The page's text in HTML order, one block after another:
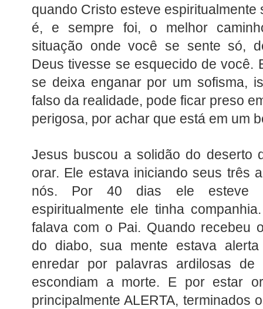
quando Cristo esteve espiritualmente
é, e sempre foi, o melhor
situação onde você se sente só,
Deus tivesse se esquecido de você.
se deixa enganar por um sofisma,
falso da realidade, pode ficar preso
perigosa, por achar que está em um
Jesus buscou a solidão do deserto
orar. Ele estava iniciando seus três
nós. Por 40 dias ele esteve
espiritualmente ele tinha
falava com o Pai. Quando recebeu
do diabo, sua mente estava
enredar por palavras ardilosas
escondiam a morte. E por estar
principalmente ALERTA, terminados